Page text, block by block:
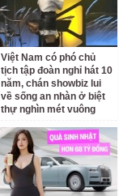
Việt Nam có phó chủ
tịch tập đoàn nghỉ hát 10
năm, chán showbiz lui
về sống an nhàn ở biệt
thự nghìn mét vuông